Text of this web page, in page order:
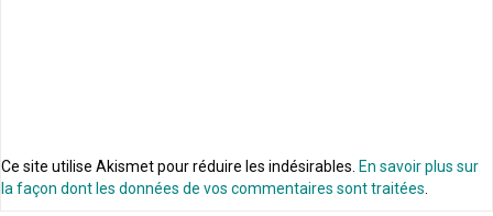
Ce site utilise Akismet pour réduire les indésirables. En savoir plus sur
la façon dont les données de vos commentaires sont traitées